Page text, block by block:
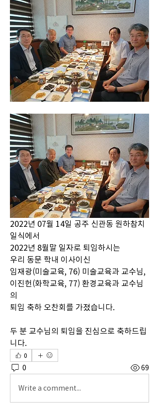
2022년 07월 14일 공주 신관동 원하참치
일식에서
2022년 8월말 일자로 퇴임하시는
우리 동문 학내 이사이신
임재광(미술교육, 76) 미술교육과 교수님,
이진헌(화학교육, 77) 환경교육과 교수님
의
퇴임 축하 오찬회를 가졌습니다.
두 분 교수님의 퇴임을 진심으로 축하드립
니다.
0
0 69
Write a comment...